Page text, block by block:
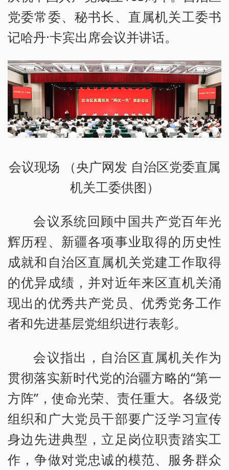
党委常委、秘书长、直属机关工委书
记哈丹·卡宾出席会议并讲话。
会议现场 （央广网发 自治区党委直属
机关工委供图）
会议系统回顾中国共产党百年光
辉历程、新疆各项事业取得的历史性
成就和自治区直属机关党建工作取得
的优异成绩，并对近年来区直机关涌
现出的优秀共产党员、优秀党务工作
者和先进基层党组织进行表彰。
会议指出，自治区直属机关作为
贯彻落实新时代党的治疆方略的“第一
方阵”，使命光荣、责任重大。各级党
组织和广大党员干部要广泛学习宣传
身边先进典型，立足岗位职责踏实工
作，争做对党忠诚的模范、服务群众